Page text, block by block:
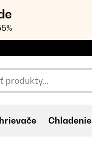
Chladenie